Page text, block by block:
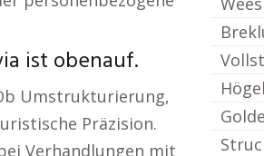
ist obenauf.
Umstrukturierung,
Präzision.
Verhandlungen mit
Högel